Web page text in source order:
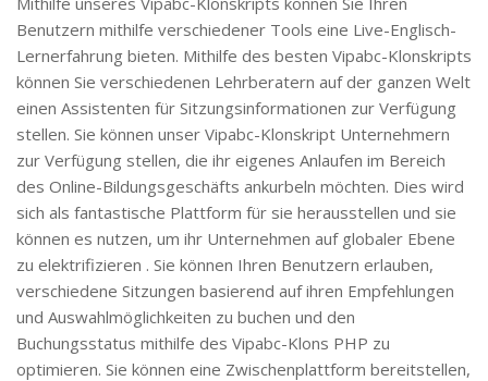
Benutzern mithilfe verschiedener Tools eine Live-Englisch-
Lernerfahrung bieten. Mithilfe des besten Vipabc-Klonskripts
können Sie verschiedenen Lehrberatern auf der ganzen Welt
einen Assistenten für Sitzungsinformationen zur Verfügung
stellen. Sie können unser Vipabc-Klonskript Unternehmern
zur Verfügung stellen, die ihr eigenes Anlaufen im Bereich
des Online-Bildungsgeschäfts ankurbeln möchten. Dies wird
sich als fantastische Plattform für sie herausstellen und sie
können es nutzen, um ihr Unternehmen auf globaler Ebene
zu elektrifizieren . Sie können Ihren Benutzern erlauben,
verschiedene Sitzungen basierend auf ihren Empfehlungen
und Auswahlmöglichkeiten zu buchen und den
Buchungsstatus mithilfe des Vipabc-Klons PHP zu
optimieren. Sie können eine Zwischenplattform bereitstellen,